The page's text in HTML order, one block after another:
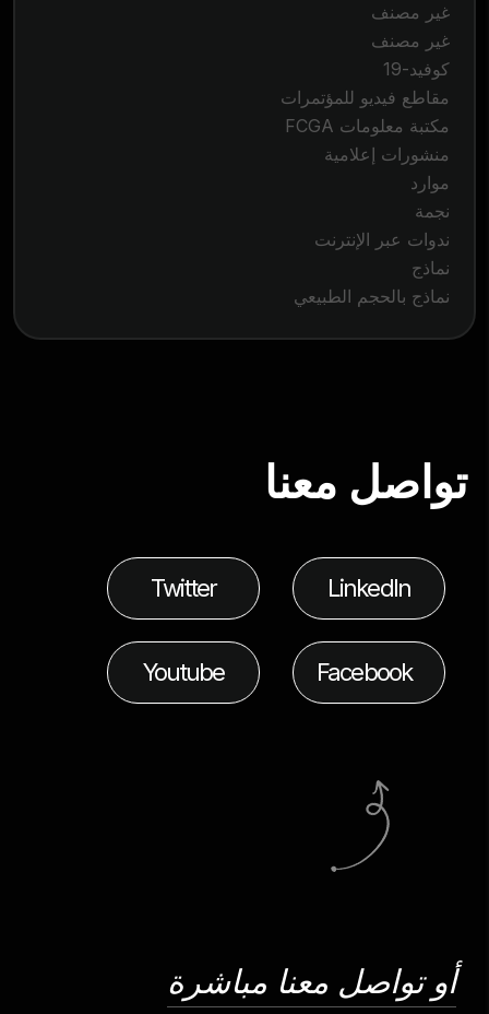
غير مصنف
غير مصنف
كوفيد-19
مقاطع فيديو للمؤتمرات
مكتبة معلومات FCGA
منشورات إعلامية
موارد
نجمة
ندوات عبر الإنترنت
نماذج
نماذج بالحجم الطبيعي
تواصل معنا
LinkedIn
Twitter
Facebook
Youtube
أو تواصل معنا مباشرة